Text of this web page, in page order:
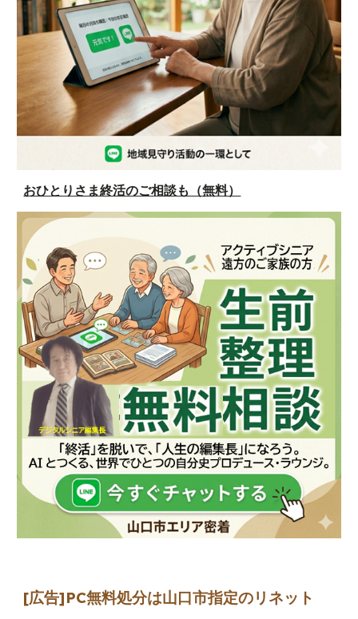
おひとりさま終活のご相談も（無料）
[広告]PC無料処分は山口市指定のリネット